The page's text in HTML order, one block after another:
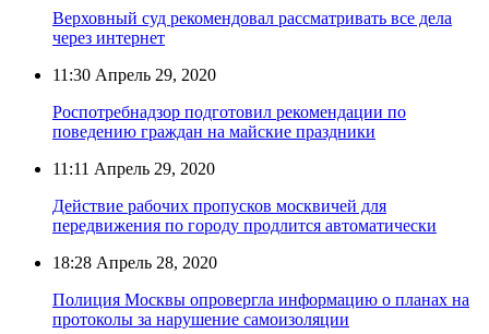
Верховный суд рекомендовал рассматривать все дела
через интернет
11:30 Апрель 29, 2020
Роспотребнадзор подготовил рекомендации по
поведению граждан на майские праздники
11:11 Апрель 29, 2020
Действие рабочих пропусков москвичей для
передвижения по городу продлится автоматически
18:28 Апрель 28, 2020
Полиция Москвы опровергла информацию о планах на
протоколы за нарушение самоизоляции